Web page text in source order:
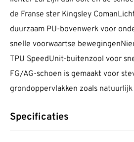
de Franse ster Kingsley
duurzaam PU-bovenwerk voor
snelle voorwaartse
TPU SpeedUnit-buitenzool voor
FG/AG-schoen is gemaakt voor
grondoppervlakken zoals
Specificaties